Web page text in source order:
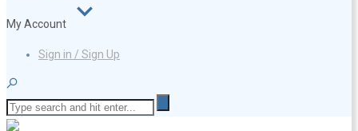
My Account
Sign in / Sign Up